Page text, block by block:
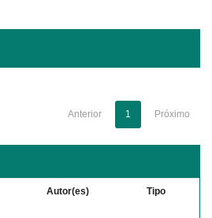
Anterior 1 Próximo
Autor(es) Tipo